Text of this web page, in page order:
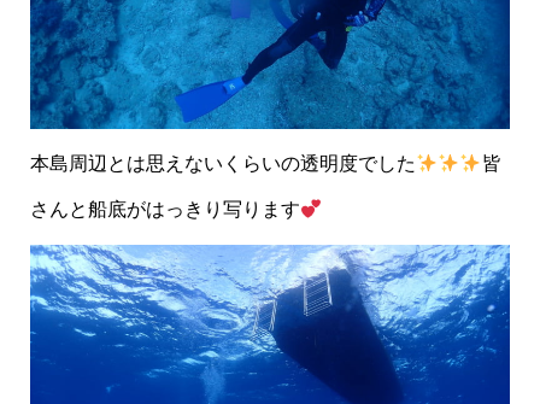
本島周辺とは思えないくらいの透明度でした 皆
さんと船底がはっきり写ります